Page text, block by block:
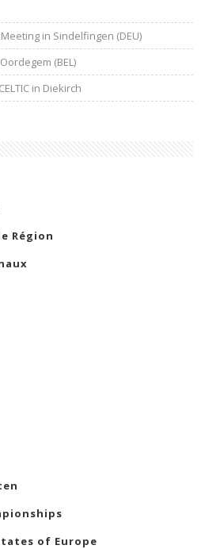
in Sindelfingen (DEU)
(BEL)
in Diekirch
Région
of Europe